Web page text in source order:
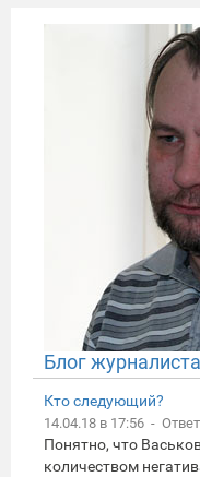
Блог
Кто следующий?
14.04.18 в 17:56 -
Понятно, что
количеством